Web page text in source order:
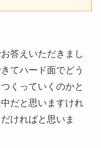
答えいただきまし
てハード面でどう
くっていくのかと
だと思いますけれ
ければと思いま